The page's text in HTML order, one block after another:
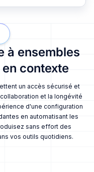
à ensembles
contexte
un accès sécurisé et
et la longévité
d'une configuration
en automatisant les
sans effort des
vos outils quotidiens.